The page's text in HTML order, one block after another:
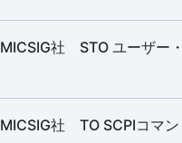
MICSIG社 STO ユーザー
MICSIG社 TO SCPIコマン